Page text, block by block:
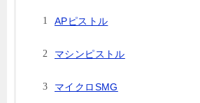
APピストル
マシンピストル
マイクロSMG